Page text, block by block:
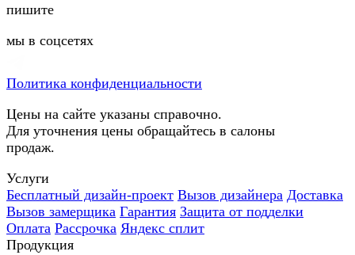
пишите
мы в соцсетях
Политика конфиденциальности
Цены на сайте указаны справочно.
Для уточнения цены обращайтесь в салоны
продаж.
Услуги
Бесплатный дизайн-проект Вызов дизайнера Доставка
Вызов замерщика Гарантия Защита от подделки
Оплата Рассрочка Яндекс сплит
Продукция